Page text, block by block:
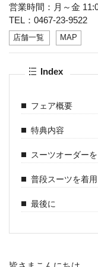
営業時間：月～金
TEL：0467-23-9522
店舗一覧 MAP
Index
フェア概要
特典内容
スーツオーダー
普段スーツを着
最後に